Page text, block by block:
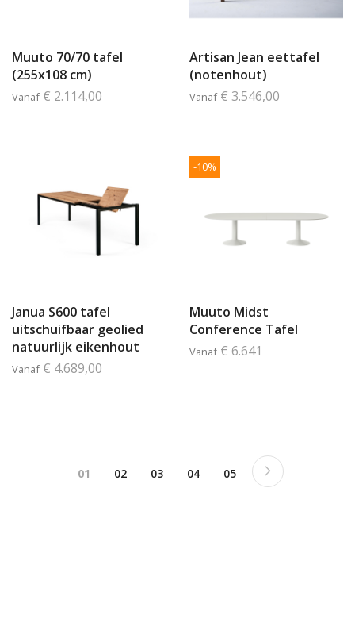
Muuto 70/70 tafel
(255x108 cm)
Vanaf € 2.114,00
Artisan Jean eettafel
(notenhout)
Vanaf € 3.546,00
Janua S600 tafel
uitschuifbaar geolied
natuurlijk eikenhout
Vanaf € 4.689,00
-10%
Muuto Midst
Conference Tafel
Vanaf € 6.641
Je bekijkt pagina
01 Pagina
02 Pagina
03 Pagina
04 Pagina
05 Pagina
Next